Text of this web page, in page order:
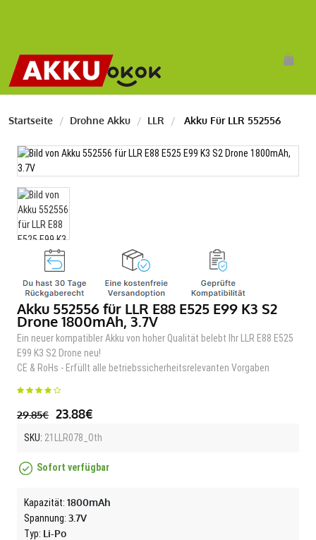
Startseite Drohne Akku LLR Akku Für LLR 552556
Akku 552556 für LLR E88 E525 E99 K3 S2
Drone 1800mAh, 3.7V
Ein neuer kompatibler Akku von hoher Qualität belebt Ihr LLR E88 E525
E99 K3 S2 Drone neu!
CE & RoHs - Erfüllt alle betriebssicherheitsrelevanten Vorgaben
29.85€ 23.88€
SKU: 21LLR078_Oth
Sofort verfügbar
Kapazität: 1800mAh
Spannung: 3.7V
Typ: Li-Po